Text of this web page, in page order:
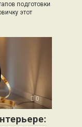
подготовки
этот
0